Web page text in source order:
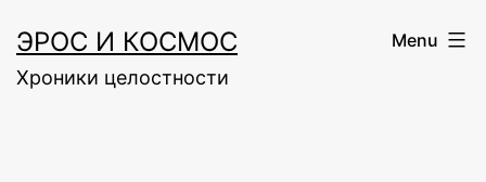
to
content
ЭРОС И КОСМОС
Хроники целостности
Menu